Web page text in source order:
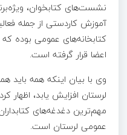
نشست‌های کتابخوان،
آموزش کاردستی از جمله
کتابخانه‌های عمومی بوده که
اعضا قرار گرفته است.
وی با بیان اینکه همه باید
لرستان افزایش یابد، اظهار
مهم‌ترین دغدغه‌های
عمومی لرستان است.